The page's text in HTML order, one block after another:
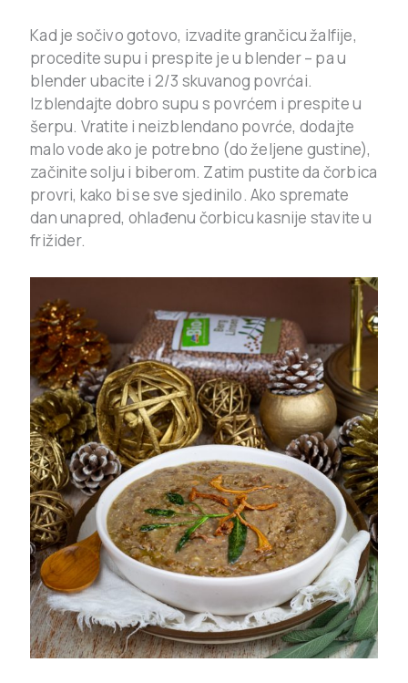
Kad je sočivo gotovo, izvadite grančicu žalfije,
procedite supu i prespite je u blender – pa u
blender ubacite i 2/3 skuvanog povrćai.
Izblendajte dobro supu s povrćem i prespite u
šerpu. Vratite i neizblendano povrće, dodajte
malo vode ako je potrebno (do željene gustine),
začinite solju i biberom. Zatim pustite da čorbica
provri, kako bi se sve sjedinilo. Ako spremate
dan unapred, ohlađenu čorbicu kasnije stavite u
frižider.